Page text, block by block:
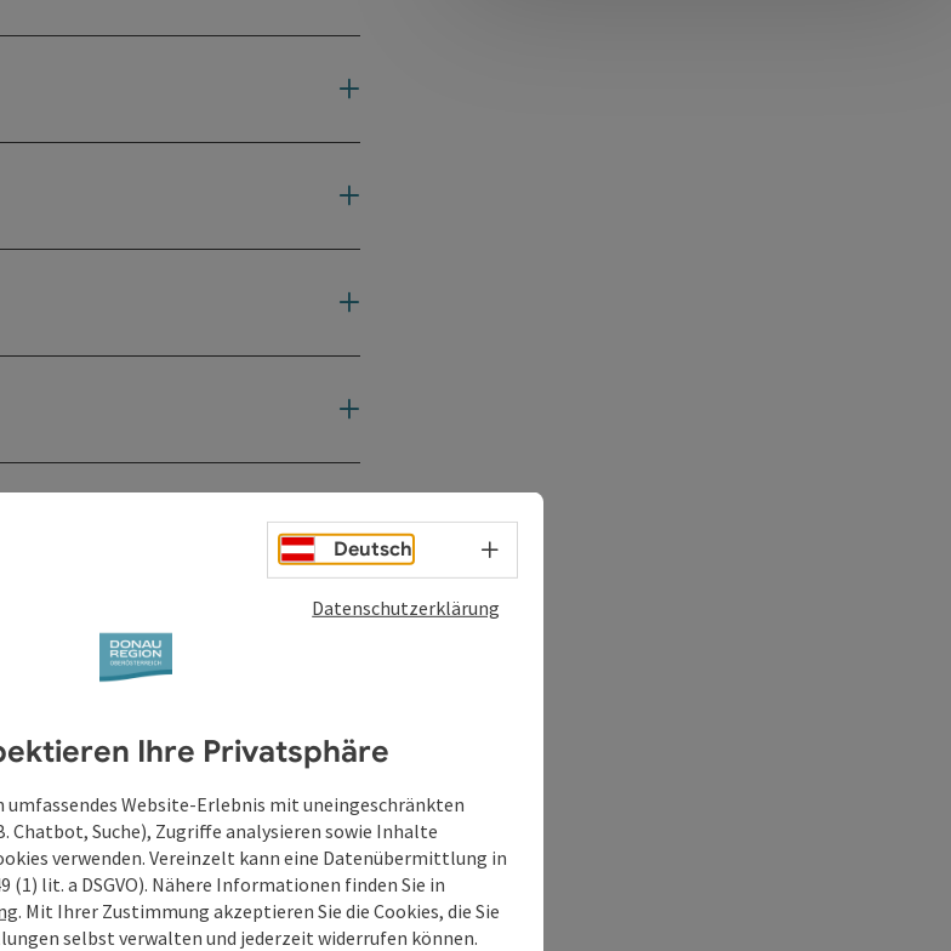
Deutsch Sprachwahl - Menü öffnen
Datenschutzerklärung
Ihre Privatsphäre
umfassendes Website-Erlebnis mit uneingeschränkten
Chatbot, Suche), Zugriffe analysieren sowie Inhalte
verwenden. Vereinzelt kann eine Datenübermittlung in
lit. a DSGVO). Nähere Informationen finden Sie in
. Mit Ihrer Zustimmung akzeptieren Sie die Cookies, die Sie
selbst verwalten und jederzeit widerrufen können.